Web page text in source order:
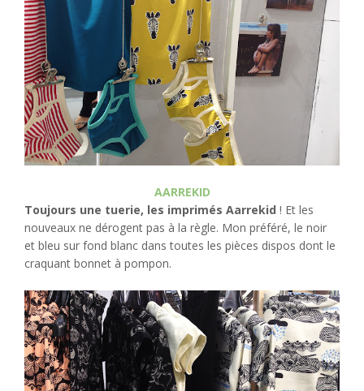
AARREKID
Toujours une tuerie, les imprimés Aarrekid ! Et les
nouveaux ne dérogent pas à la règle. Mon préféré, le noir
et bleu sur fond blanc dans toutes les pièces dispos dont le
craquant bonnet à pompon.